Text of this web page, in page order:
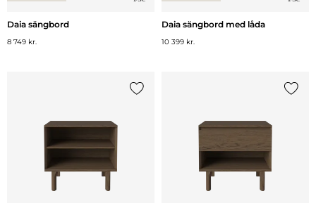
Daia sängbord
8 749 kr.
Daia sängbord med låda
10 399 kr.